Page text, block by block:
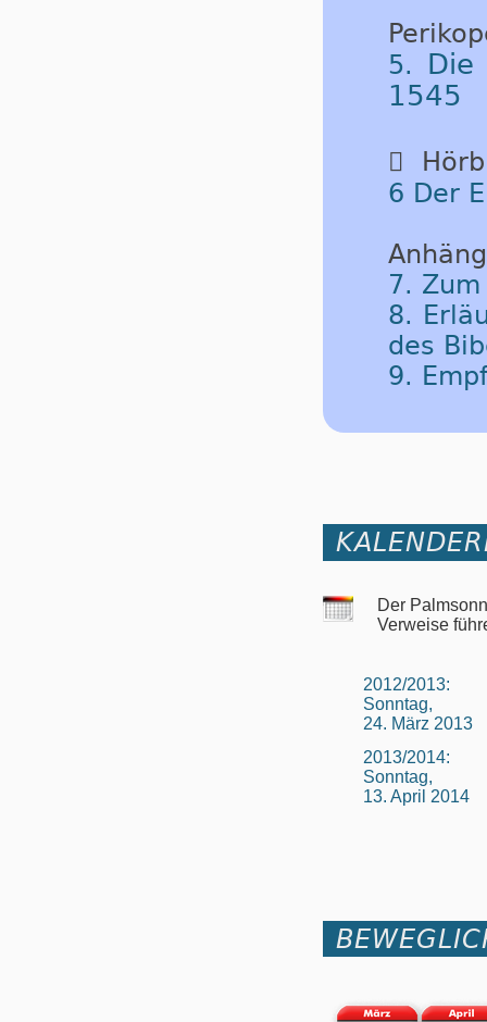
5. Die
1545

6 Der
7.
8.
des
9.
Der
Verweise
2012/2013:
Sonntag,
24. März 2013
2013/2014:
Sonntag,
13. April 2014